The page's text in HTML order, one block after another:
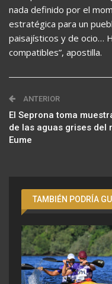
nada definido por el
estratégica para un
paisajísticos y de ocio…
compatibles”, apostilla.
ANTERIOR
El Seprona toma
de las aguas grises del
Eume
TAMBIÉN PODRÍA